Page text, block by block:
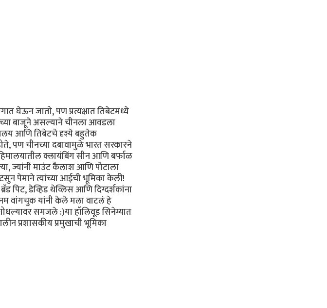
घेऊन जातो, पण प्रत्यक्षात तिबेटमध्ये
बाजूने असल्याने चीनला आवडला
आणि तिबेटचे दृश्ये बहुतेक
पण चीनच्या दबावामुळे भारत सरकारने
क्लायंबिंग सीन आणि बर्फाळ
ज्यांनी माउंट कैलाश आणि पोटाला
पेमाने त्यांच्या आईची भूमिका केली!
पिट, डेव्हिड थेव्लिस आणि दिग्दर्शकांना
वांगचुक यांनी केले मला वाटलं हे
समजले :)या हॉलिवूड सिनेम्यात
प्रशासकीय प्रमुखाची भूमिका